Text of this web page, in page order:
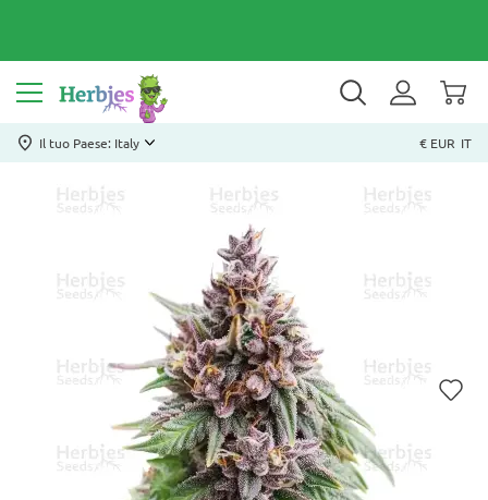
Il tuo Paese: Italy € EUR IT